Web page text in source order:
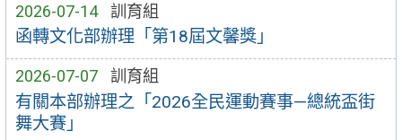
2026-07-14 訓育組
函轉文化部辦理「第18屆文馨獎」
2026-07-07 訓育組
有關本部辦理之「2026全民運動賽事—總統盃街
舞大賽」